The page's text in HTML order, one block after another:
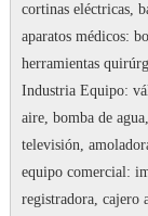
cortinas eléctricas,
aparatos médicos:
herramientas
Industria Equipo:
aire, bomba de
televisión,
equipo comercial:
registradora, cajero